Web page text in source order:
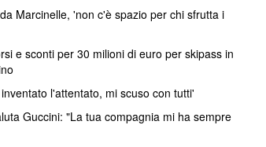
Marcinelle, 'non c'è spazio per chi sfrutta i
e sconti per 30 milioni di euro per skipass in
l'attentato, mi scuso con tutti'
Guccini: "La tua compagnia mi ha sempre